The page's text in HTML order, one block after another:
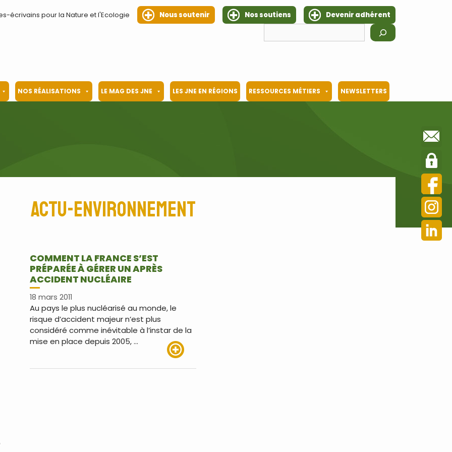
écrivains pour la Nature et l'Ecologie Nous soutenir Nos soutiens
Devenir adhérent
NOS RÉALISATIONS LE MAG DES JNE LES JNE EN RÉGIONS RESSOURCES MÉTIERS NEWSLETTERS
Actu-Environnement
COMMENT LA FRANCE S’EST
PRÉPARÉE À GÉRER UN APRÈS
ACCIDENT NUCLÉAIRE
18 mars 2011
Au pays le plus nucléarisé au monde, le
risque d’accident majeur n’est plus
considéré comme inévitable à l’instar de la
mise en place depuis 2005, …